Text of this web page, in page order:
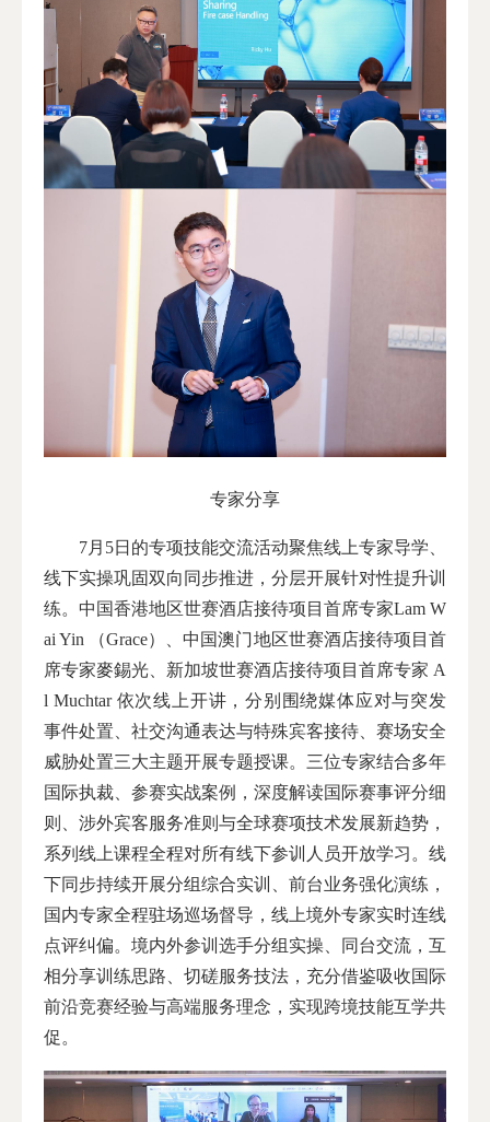
专家分享
7月5日的专项技能交流活动聚焦线上专家导学、
线下实操巩固双向同步推进，分层开展针对性提升训
练。中国香港地区世赛酒店接待项目首席专家Lam W
ai Yin （Grace）、中国澳门地区世赛酒店接待项目首
席专家麥錫光、新加坡世赛酒店接待项目首席专家 A
l Muchtar 依次线上开讲，分别围绕媒体应对与突发
事件处置、社交沟通表达与特殊宾客接待、赛场安全
威胁处置三大主题开展专题授课。三位专家结合多年
国际执裁、参赛实战案例，深度解读国际赛事评分细
则、涉外宾客服务准则与全球赛项技术发展新趋势，
系列线上课程全程对所有线下参训人员开放学习。线
下同步持续开展分组综合实训、前台业务强化演练，
国内专家全程驻场巡场督导，线上境外专家实时连线
点评纠偏。境内外参训选手分组实操、同台交流，互
相分享训练思路、切磋服务技法，充分借鉴吸收国际
前沿竞赛经验与高端服务理念，实现跨境技能互学共
促。